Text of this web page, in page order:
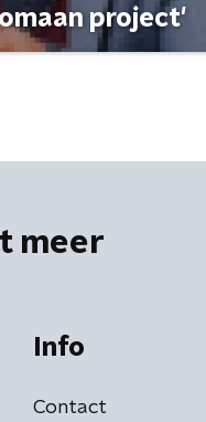
project'
meer
Info
Contact